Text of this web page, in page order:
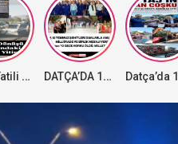
Datça Tatili Dönüşü Acı Bitti: 16 Yaşındaki Efe Yaşamını Yitirdi DATÇA’DA 15 TEMMUZ ŞEHİTLERİ DUALARLA ANILDI, 10. YILINDA MİLLİ İRADE VE BİRLİK MESAJI VERİLDİ